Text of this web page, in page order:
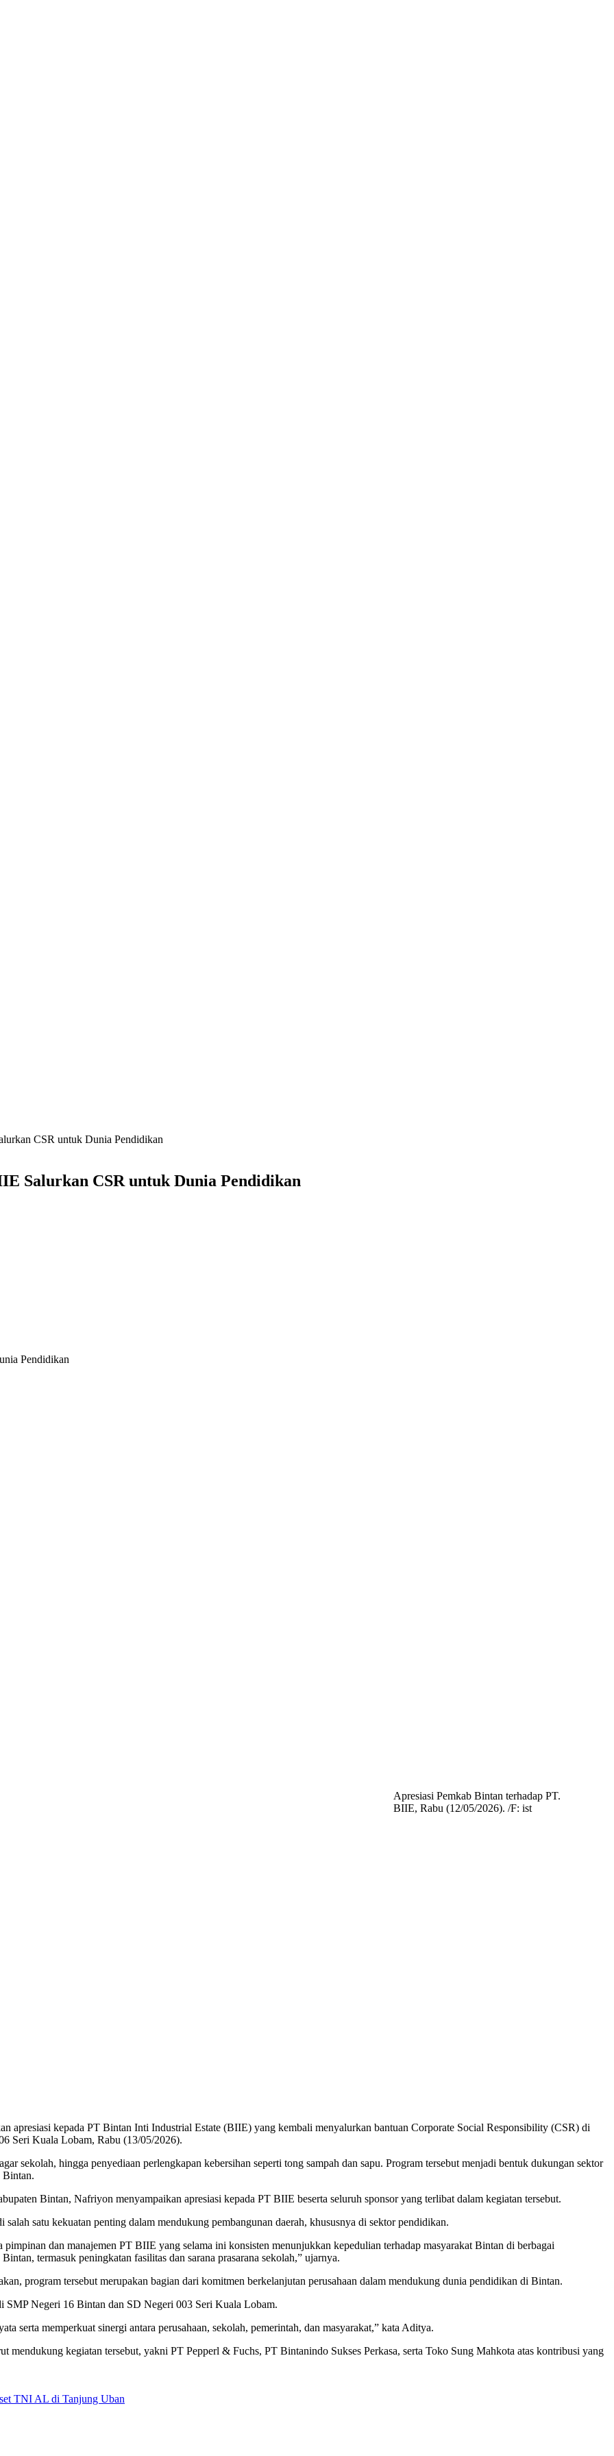
CSR untuk Dunia Pendidikan
Salurkan CSR untuk Dunia Pendidikan
Pendidikan
Apresiasi Pemkab Bintan terhadap PT.
BIIE, Rabu (12/05/2026). /F: ist
apresiasi kepada PT Bintan Inti Industrial Estate (BIIE) yang kembali menyalurkan bantuan Corporate Social Responsibility (CSR) di
Seri Kuala Lobam, Rabu (13/05/2026).
sekolah, hingga penyediaan perlengkapan kebersihan seperti tong sampah dan sapu. Program tersebut menjadi bentuk dukungan sektor
Bintan.
Bintan, Nafriyon menyampaikan apresiasi kepada PT BIIE beserta seluruh sponsor yang terlibat dalam kegiatan tersebut.
satu kekuatan penting dalam mendukung pembangunan daerah, khususnya di sektor pendidikan.
dan manajemen PT BIIE yang selama ini konsisten menunjukkan kepedulian terhadap masyarakat Bintan di berbagai
termasuk peningkatan fasilitas dan sarana prasarana sekolah,” ujarnya.
program tersebut merupakan bagian dari komitmen berkelanjutan perusahaan dalam mendukung dunia pendidikan di Bintan.
SMP Negeri 16 Bintan dan SD Negeri 003 Seri Kuala Lobam.
serta memperkuat sinergi antara perusahaan, sekolah, pemerintah, dan masyarakat,” kata Aditya.
mendukung kegiatan tersebut, yakni PT Pepperl & Fuchs, PT Bintanindo Sukses Perkasa, serta Toko Sung Mahkota atas kontribusi yang
TNI AL di Tanjung Uban